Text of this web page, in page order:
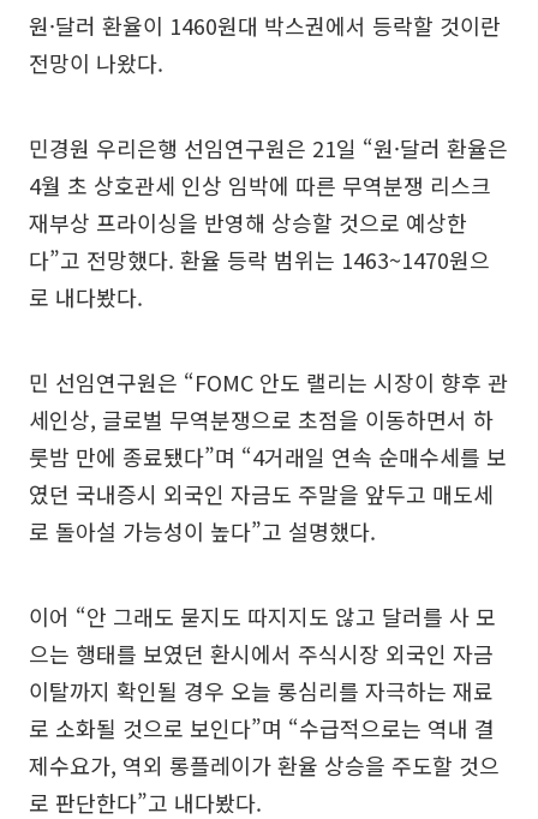
원·달러 환율이 1460원대 박스권에서 등락할 것이란
전망이 나왔다.
민경원 우리은행 선임연구원은 21일 “원·달러 환율은
4월 초 상호관세 인상 임박에 따른 무역분쟁 리스크
재부상 프라이싱을 반영해 상승할 것으로 예상한
다”고 전망했다. 환율 등락 범위는 1463~1470원으
로 내다봤다.
민 선임연구원은 “FOMC 안도 랠리는 시장이 향후 관
세인상, 글로벌 무역분쟁으로 초점을 이동하면서 하
룻밤 만에 종료됐다”며 “4거래일 연속 순매수세를 보
였던 국내증시 외국인 자금도 주말을 앞두고 매도세
로 돌아설 가능성이 높다”고 설명했다.
이어 “안 그래도 묻지도 따지지도 않고 달러를 사 모
으는 행태를 보였던 환시에서 주식시장 외국인 자금
이탈까지 확인될 경우 오늘 롱심리를 자극하는 재료
로 소화될 것으로 보인다”며 “수급적으로는 역내 결
제수요가, 역외 롱플레이가 환율 상승을 주도할 것으
로 판단한다”고 내다봤다.